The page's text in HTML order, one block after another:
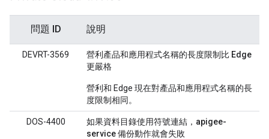
問題 ID 說明
DEVRT-3569
營利產品和應用程式名稱的長度限制比 Edge
更嚴格
營利和 Edge 現在對產品和應用程式名稱的長
度限制相同。
DOS-4400
如果資料目錄使用符號連結，apigee-
service 備份動作就會失敗